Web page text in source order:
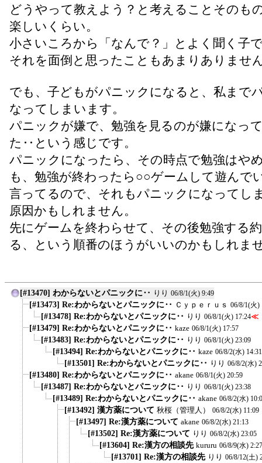
どうやって教えよう？と考えることそのも
楽しいくらい。
小さいころから「なんで？」とよく聞く子
それを面倒と思ったこともあまりありませ
でも、子どもがパニックになると、私まで
なってしまいます。
パニックが嫌で、勉強を見るのが嫌になっ
た‥という感じです。
パニックになったら、その時点で勉強はや
も、勉強が終わったら○○ゲームして遊んで
言ってるので、それもパニックになってし
原因かもしれません。
先にゲームを終わらせて、その後勉強する
る、という順番のほうがいいのかもしれま
[#13470] わからないとパニックに‥ りり 06/8/1(火) 9:49
[#13473] Re:わからないとパニックに‥ Ｃｙｐｅｒｕｓ 06/8/1(火)
[#13478] Re:わからないとパニックに‥ りり 06/8/1(火) 17:24≪
[#13479] Re:わからないとパニックに‥ kaze 06/8/1(火) 17:57
[#13483] Re:わからないとパニックに‥ りり 06/8/1(火) 23:09
[#13494] Re:わからないとパニックに‥ kaze 06/8/2(水) 14:31
[#13501] Re:わからないとパニックに‥ りり 06/8/2(水)
[#13480] Re:わからないとパニックに‥ akane 06/8/1(火) 20:59
[#13487] Re:わからないとパニックに‥ りり 06/8/1(火) 23:38
[#13489] Re:わからないとパニックに‥ akane 06/8/2(水)
[#13492] 漢方薬について 秋桜（管理人） 06/8/2(水) 11:09
[#13497] Re:漢方薬について akane 06/8/2(水) 21:13
[#13502] Re:漢方薬について りり 06/8/2(水) 23:05
[#13604] Re:漢方の相談先 kururu 06/8/9(水) 2:27
[#13701] Re:漢方の相談先 りり 06/8/12(土)